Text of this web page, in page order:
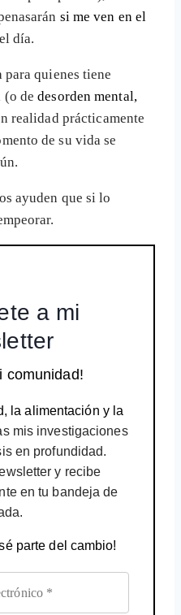
si me ven en el
día.
quienes tiene
(o dedesorden mental,
realidad prácticamente
de su vida se
ayuden que si lo
a mi
comunidad!
la alimentación y la
mis investigaciones
en profundidad.
y recibe
en tu bandeja de
parte del cambio!